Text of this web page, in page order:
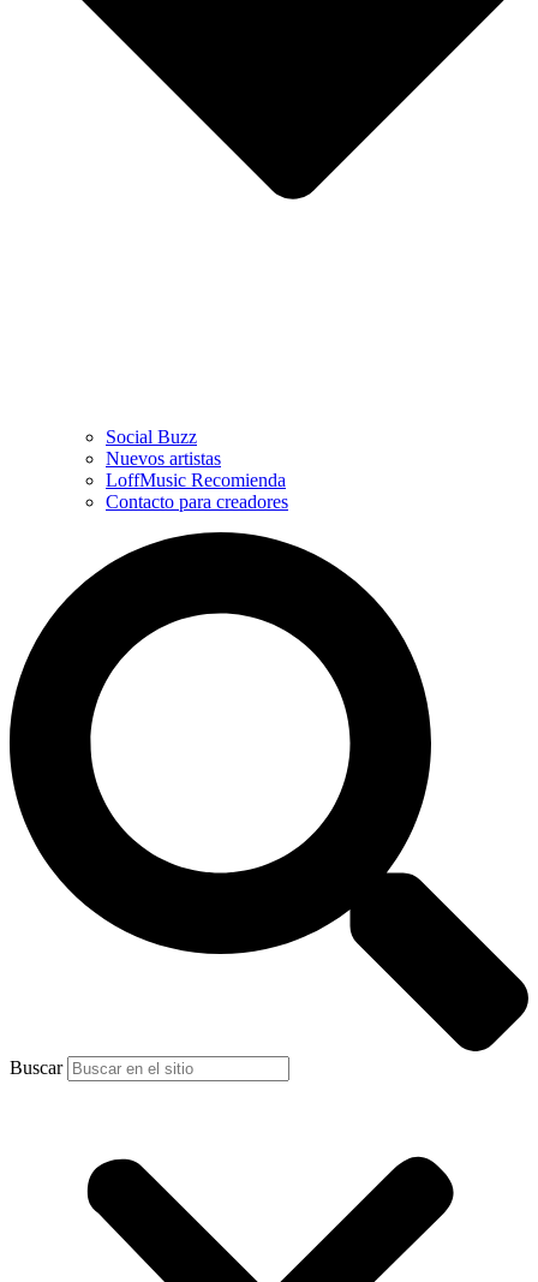
Social Buzz
Nuevos artistas
LoffMusic Recomienda
Contacto para creadores
Buscar